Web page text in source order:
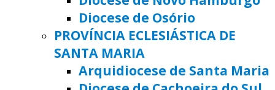
Diocese de Osório
PROVÍNCIA ECLESIÁSTICA DE
SANTA MARIA
Arquidiocese de Santa Maria